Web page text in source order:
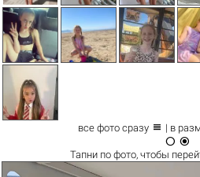
все фото сразу  | в
 
Тапни по фото, чтобы